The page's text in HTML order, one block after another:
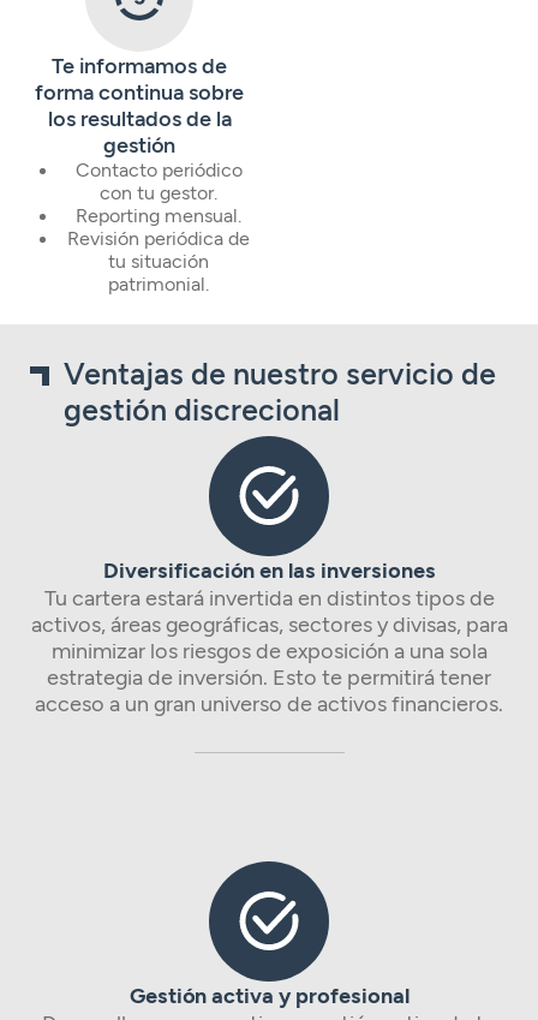
Te informamos de
forma continua sobre
los resultados de la
gestión
Contacto periódico
con tu gestor.
Reporting mensual.
Revisión periódica de
tu situación
patrimonial.
Ventajas de nuestro servicio de
gestión discrecional
Diversificación en las inversiones
Tu cartera estará invertida en distintos tipos de
activos, áreas geográficas, sectores y divisas, para
minimizar los riesgos de exposición a una sola
estrategia de inversión. Esto te permitirá tener
acceso a un gran universo de activos financieros.
Gestión activa y profesional